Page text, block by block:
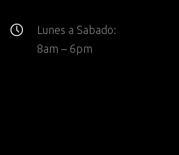
Lunes a Sabado:
8am – 6pm